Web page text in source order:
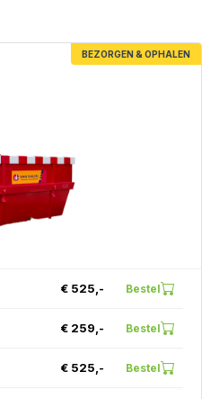
BEZORGEN & OPHALEN
€ 525,- Bestel
€ 259,- Bestel
€ 525,- Bestel